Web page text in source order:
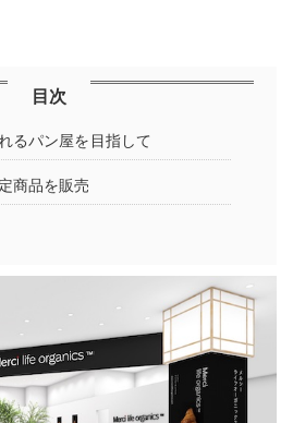
目次
るパン屋を目指して
商品を販売